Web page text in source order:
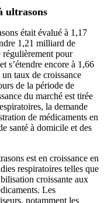
ultrasons
était évalué à 1,17
1,21 milliard de
pour
s’étendre encore à 1,66
taux de croissance
de la période de
du marché est tirée
la demande
de médicaments en
santé à domicile et des
est en croissance en
respiratoires telles que
croissante aux
Les
notamment les